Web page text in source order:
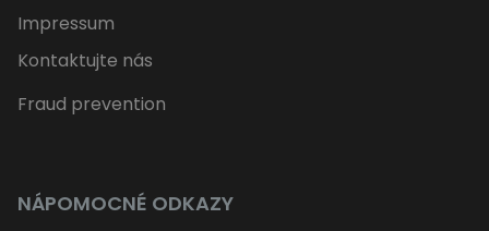
Impressum
Kontaktujte nás
Fraud prevention
NÁPOMOCNÉ ODKAZY